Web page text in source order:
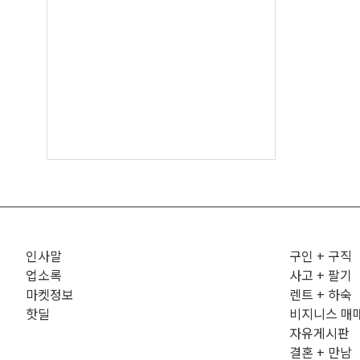
인사말
업소록
마켓정보
핫딜
구인 + 구직
사고 + 팔기
렌트 + 하숙
비지니스 매
자유게시판
결혼 + 만남